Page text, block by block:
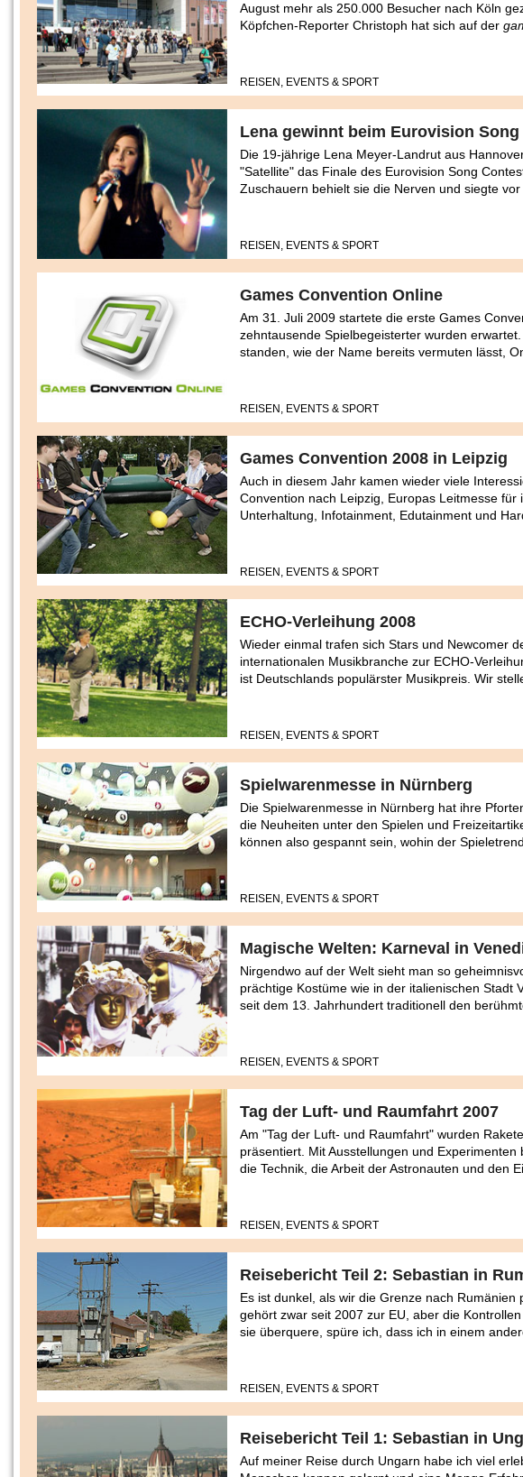
August mehr als 250.000 Besucher nach Köln
Köpfchen-Reporter Christoph hat sich auf der
REISEN, EVENTS & SPORT
Lena gewinnt beim Eurovision
Die 19-jährige Lena Meyer-Landrut aus
"Satellite" das Finale des Eurovision Song
Zuschauern behielt sie die Nerven und siegte vor
REISEN, EVENTS & SPORT
Games Convention Online
Am 31. Juli 2009 startete die erste Games
zehntausende Spielbegeisterter wurden
standen, wie der Name bereits vermuten lässt,
REISEN, EVENTS & SPORT
Games Convention 2008 in Leipzig
Auch in diesem Jahr kamen wieder viele
Convention nach Leipzig, Europas Leitmesse für
Unterhaltung, Infotainment, Edutainment und
REISEN, EVENTS & SPORT
ECHO-Verleihung 2008
Wieder einmal trafen sich Stars und Newcomer
internationalen Musikbranche zur ECHO-
ist Deutschlands populärster Musikpreis. Wir
REISEN, EVENTS & SPORT
Spielwarenmesse in Nürnberg
Die Spielwarenmesse in Nürnberg hat ihre
die Neuheiten unter den Spielen und
können also gespannt sein, wohin der Spieletrend
REISEN, EVENTS & SPORT
Magische Welten: Karneval in
Nirgendwo auf der Welt sieht man so
prächtige Kostüme wie in der italienischen Stadt
seit dem 13. Jahrhundert traditionell den
REISEN, EVENTS & SPORT
Tag der Luft- und Raumfahrt 2007
Am "Tag der Luft- und Raumfahrt" wurden
präsentiert. Mit Ausstellungen und Experimenten
die Technik, die Arbeit der Astronauten und den
REISEN, EVENTS & SPORT
Reisebericht Teil 2: Sebastian in
Es ist dunkel, als wir die Grenze nach Rumänien
gehört zwar seit 2007 zur EU, aber die
sie überquere, spüre ich, dass ich in einem
REISEN, EVENTS & SPORT
Reisebericht Teil 1: Sebastian in
Auf meiner Reise durch Ungarn habe ich viel